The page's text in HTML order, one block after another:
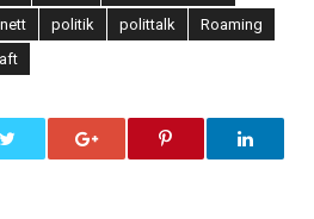
politik polittalk
Roaming